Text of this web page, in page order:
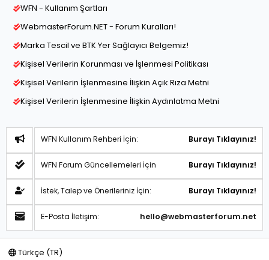
WFN - Kullanım Şartları
WebmasterForum.NET - Forum Kuralları!
Marka Tescil ve BTK Yer Sağlayıcı Belgemiz!
Kişisel Verilerin Korunması ve İşlenmesi Politikası
Kişisel Verilerin İşlenmesine İlişkin Açık Rıza Metni
Kişisel Verilerin İşlenmesine İlişkin Aydınlatma Metni
WFN Kullanım Rehberi İçin: Burayı Tıklayınız!
WFN Forum Güncellemeleri İçin Burayı Tıklayınız!
İstek, Talep ve Önerileriniz İçin: Burayı Tıklayınız!
E-Posta İletişim: hello@webmasterforum.net
Türkçe (TR)